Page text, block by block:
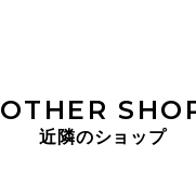
OTHER
近隣のショップ